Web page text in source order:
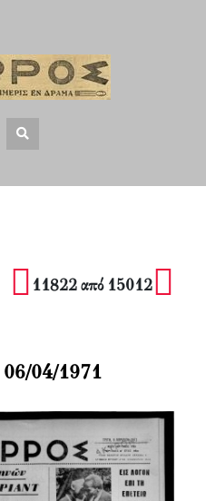
11822 από 15012
06/04/1971